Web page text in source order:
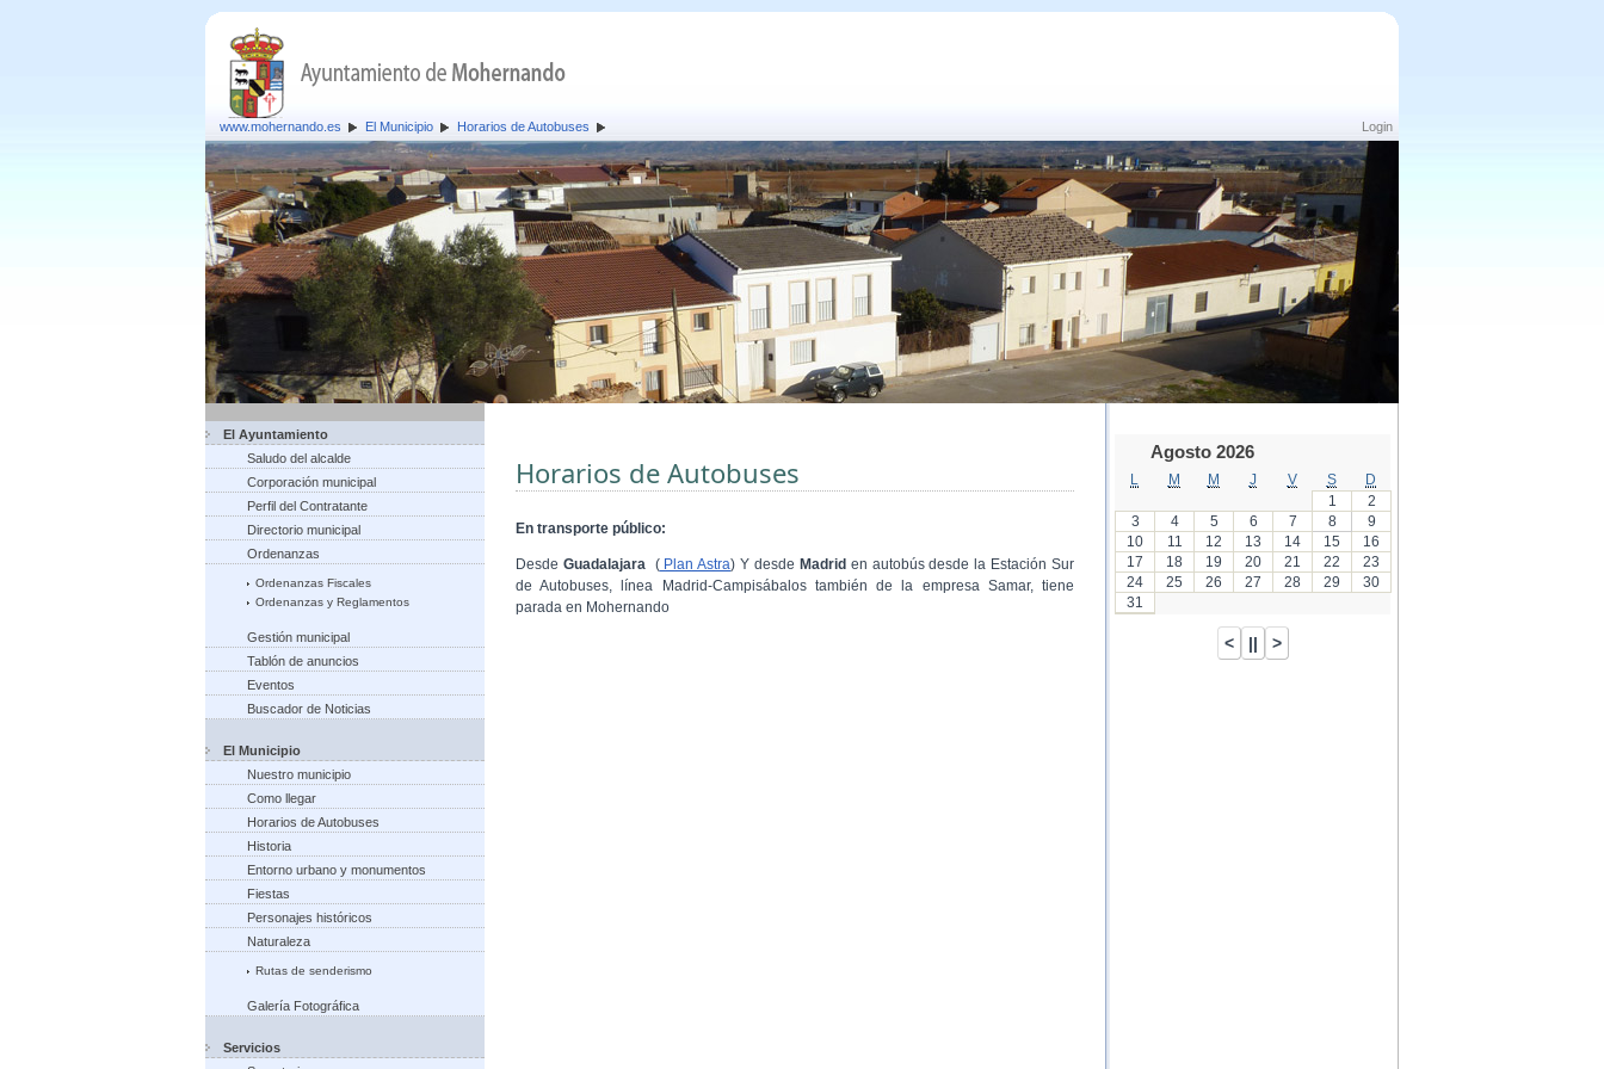
Login
www.mohernando.es El Municipio Horarios de Autobuses
El Ayuntamiento
Saludo del alcalde
Corporación municipal
Perfil del Contratante
Directorio municipal
Ordenanzas
Ordenanzas Fiscales
Ordenanzas y Reglamentos
Gestión municipal
Tablón de anuncios
Eventos
Buscador de Noticias
El Municipio
Nuestro municipio
Como llegar
Horarios de Autobuses
Historia
Entorno urbano y monumentos
Fiestas
Personajes históricos
Naturaleza
Rutas de senderismo
Galería Fotográfica
Servicios
Horarios de Autobuses
En transporte público:
Desde Guadalajara (Plan Astra) Y desde Madrid en autobús desde la Estación Sur
de Autobuses, línea Madrid-Campisábalos también de la empresa Samar, tiene
parada en Mohernando
Agosto 2026
M M J V S
D
1
2
3
4 5 6 7 8
9
10
11 12 13 14 15
16
17
18 19 20 21 22
23
24
25 26 27 28 29
30
31